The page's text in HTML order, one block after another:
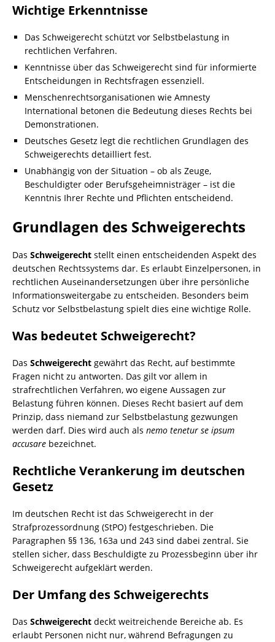
Wichtige Erkenntnisse
Das Schweigerecht schützt vor Selbstbelastung in
rechtlichen Verfahren.
Kenntnisse über das Schweigerecht sind für informierte
Entscheidungen in Rechtsfragen essenziell.
Menschenrechtsorganisationen wie Amnesty
International betonen die Bedeutung dieses Rechts bei
Demonstrationen.
Deutsches Gesetz legt die rechtlichen Grundlagen des
Schweigerechts detailliert fest.
Unabhängig von der Situation – ob als Zeuge,
Beschuldigter oder Berufsgeheimnisträger – ist die
Kenntnis Ihrer Rechte und Pflichten entscheidend.
Grundlagen des Schweigerechts
Das Schweigerecht stellt einen entscheidenden Aspekt des
deutschen Rechtssystems dar. Es erlaubt Einzelpersonen, in
rechtlichen Auseinandersetzungen über ihre persönliche
Informationsweitergabe zu entscheiden. Besonders beim
Schutz vor Selbstbelastung spielt dies eine wichtige Rolle.
Was bedeutet Schweigerecht?
Das Schweigerecht gewährt das Recht, auf bestimmte
Fragen nicht zu antworten. Das gilt vor allem in
strafrechtlichen Verfahren, wo eigene Aussagen zur
Belastung führen können. Dieses Recht basiert auf dem
Prinzip, dass niemand zur Selbstbelastung gezwungen
werden darf. Dies wird auch als nemo tenetur se ipsum
accusare bezeichnet.
Rechtliche Verankerung im deutschen
Gesetz
Im deutschen Recht ist das Schweigerecht in der
Strafprozessordnung (StPO) festgeschrieben. Die
Paragraphen §§ 136, 163a und 243 sind dabei zentral. Sie
stellen sicher, dass Beschuldigte zu Prozessbeginn über ihr
Schweigerecht aufgeklärt werden.
Der Umfang des Schweigerechts
Das Schweigerecht deckt weitreichende Bereiche ab. Es
erlaubt Personen nicht nur, während Befragungen zu